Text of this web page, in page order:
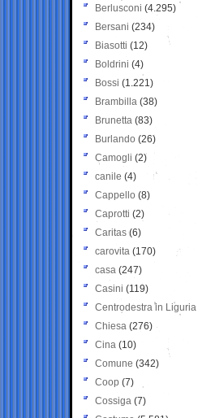
Berlusconi (4.295)
Bersani (234)
Biasotti (12)
Boldrini (4)
Bossi (1.221)
Brambilla (38)
Brunetta (83)
Burlando (26)
Camogli (2)
canile (4)
Cappello (8)
Caprotti (2)
Caritas (6)
carovita (170)
casa (247)
Casini (119)
Centrodestra in Liguria
Chiesa (276)
Cina (10)
Comune (342)
Coop (7)
Cossiga (7)